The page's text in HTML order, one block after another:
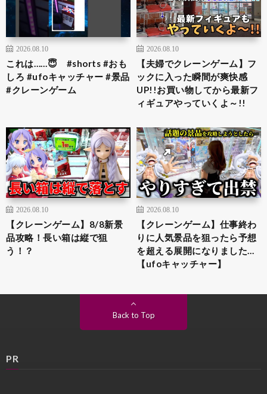
2026.08.10
これは……😇 #shorts #おも
しろ #ufoキャッチャー #景品
#クレーンゲーム
2026.08.10
【夫婦でクレーンゲーム】フ
ックに入った瞬間が爽快感
UP!!お買い物してから最新フ
ィギュアやっていくよ～!!
2026.08.10
【クレーンゲーム】8/8新景
品攻略！長い箱は縦で狙
う！？
2026.08.10
【クレーンゲーム】仕事終わ
りに人気景品を狙ったら予想
を超える展開になりました…
【ufoキャッチャー】
Back to Top
PR